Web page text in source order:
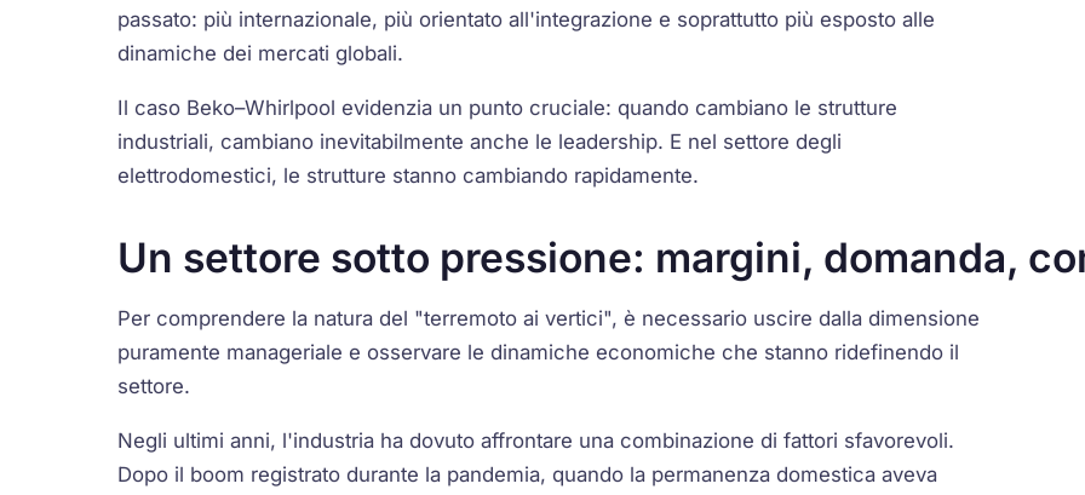
passato: più internazionale, più orientato all'integrazione e soprattutto più esposto alle
dinamiche dei mercati globali.
Il caso Beko–Whirlpool evidenzia un punto cruciale: quando cambiano le strutture
industriali, cambiano inevitabilmente anche le leadership. E nel settore degli
elettrodomestici, le strutture stanno cambiando rapidamente.
Un settore sotto pressione: margini, domanda,
Per comprendere la natura del "terremoto ai vertici", è necessario uscire dalla dimensione
puramente manageriale e osservare le dinamiche economiche che stanno ridefinendo il
settore.
Negli ultimi anni, l'industria ha dovuto affrontare una combinazione di fattori sfavorevoli.
Dopo il boom registrato durante la pandemia, quando la permanenza domestica aveva